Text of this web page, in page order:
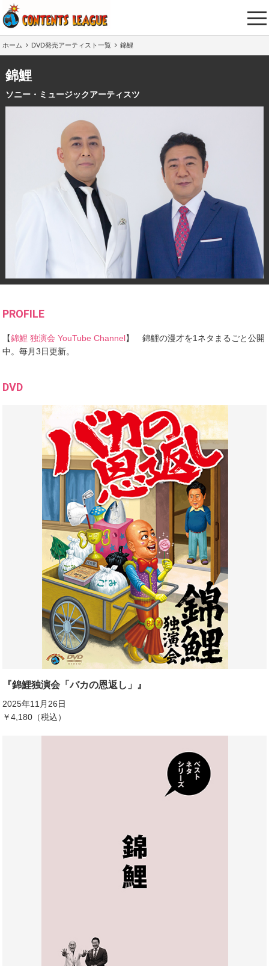
ホーム DVD発売アーティスト一覧 錦鯉
錦鯉
ソニー・ミュージックアーティスツ
PROFILE
【錦鯉 独演会 YouTube Channel】 錦鯉の漫才を1ネタまるごと公開
中。毎月3日更新。
DVD
『錦鯉独演会「バカの恩返し」』
2025年11月26日
￥4,180（税込）